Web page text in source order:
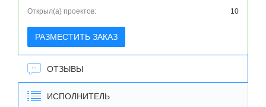
Открыл(а) проектов:
10
РАЗМЕСТИТЬ ЗАКАЗ
ОТЗЫВЫ
ИСПОЛНИТЕЛЬ